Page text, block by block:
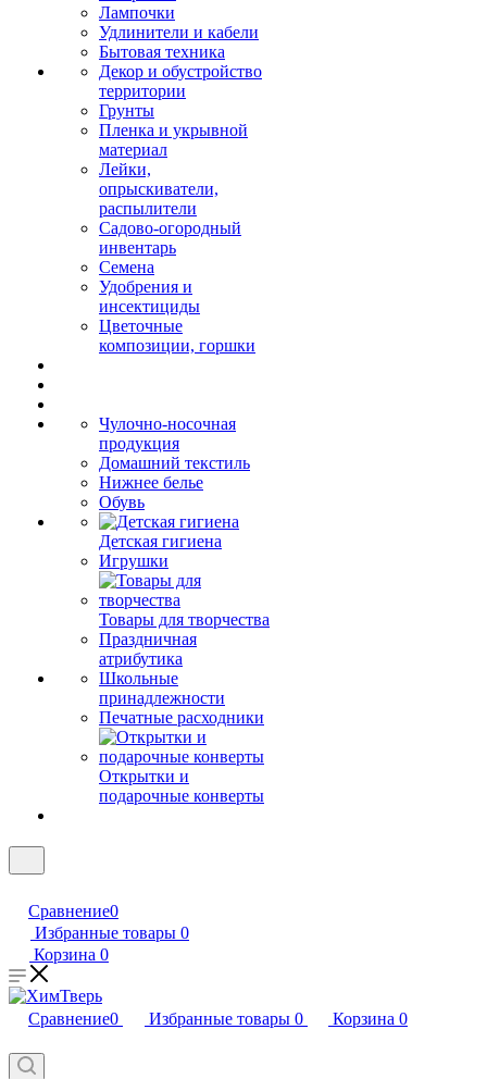
Лампочки
Удлинители и кабели
Бытовая техника
Декор и обустройство
территории
Грунты
Пленка и укрывной
материал
Лейки,
опрыскиватели,
распылители
Садово-огородный
инвентарь
Семена
Удобрения и
инсектициды
Цветочные
композиции, горшки
Чулочно-носочная
продукция
Домашний текстиль
Нижнее белье
Обувь
Детская гигиена
Игрушки
Товары для творчества
Праздничная
атрибутика
Школьные
принадлежности
Печатные расходники
Открытки и
подарочные конверты
Сравнение0
Избранные товары 0
Корзина 0
Сравнение0 Избранные товары 0 Корзина 0